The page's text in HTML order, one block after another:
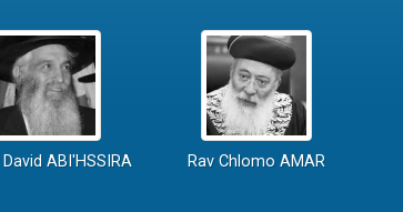
ABI'HSSIRA Rav Chlomo AMAR